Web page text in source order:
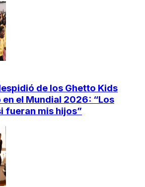
de los Ghetto Kids
el Mundial 2026: “Los
fueran mis hijos”